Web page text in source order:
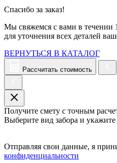
Спасибо за заказ!
Мы свяжемся с вами в течении
для уточнения всех деталей
ВЕРНУТЬСЯ В КАТАЛОГ
Рассчитать стоимость
Получите смету с точным
Выберите вид забора и
Отправляя свои данные, я
конфиденциальности